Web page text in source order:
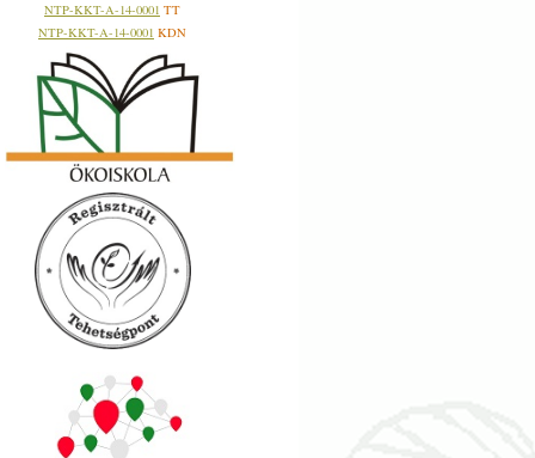
NTP-KKT-A-14-0001 TT
NTP-KKT-A-14-0001 KDN